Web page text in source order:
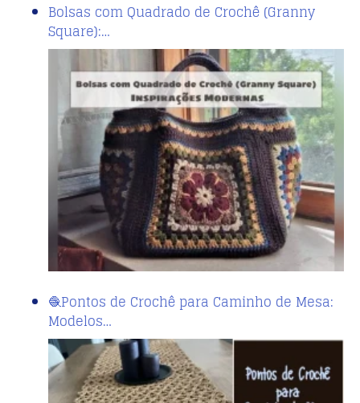
Bolsas com Quadrado de Crochê (Granny
Square):…
🧶Pontos de Crochê para Caminho de Mesa:
Modelos…